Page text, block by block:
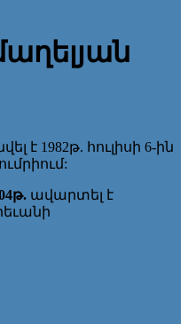
է 1982թ. հուլիսի 6-ին
թ. ավարտել է